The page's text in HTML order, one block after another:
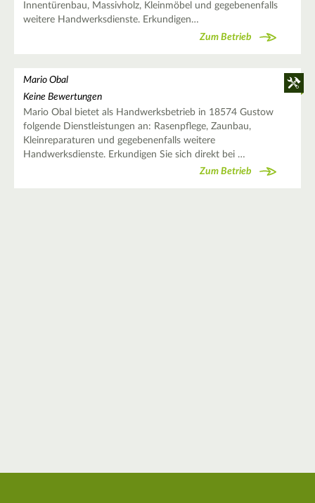
Innentürenbau, Massivholz, Kleinmöbel und gegebenenfalls
weitere Handwerksdienste. Erkundigen…
Zum Betrieb
Mario Obal
Keine Bewertungen
Mario Obal bietet als Handwerksbetrieb in 18574 Gustow
folgende Dienstleistungen an: Rasenpflege, Zaunbau,
Kleinreparaturen und gegebenenfalls weitere
Handwerksdienste. Erkundigen Sie sich direkt bei …
Zum Betrieb